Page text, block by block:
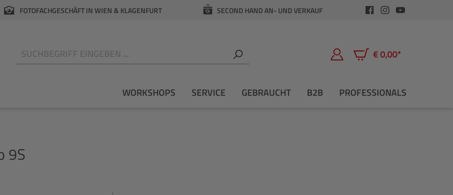
FOTOFACHGESCHÄFT IN WIEN & KLAGENFURT SECOND HAND AN- UND VERKAUF
€ 0,00*
Warenkorb enthält 0
WORKSHOPS SERVICE GEBRAUCHT B2B PROFESSIONALS
9S